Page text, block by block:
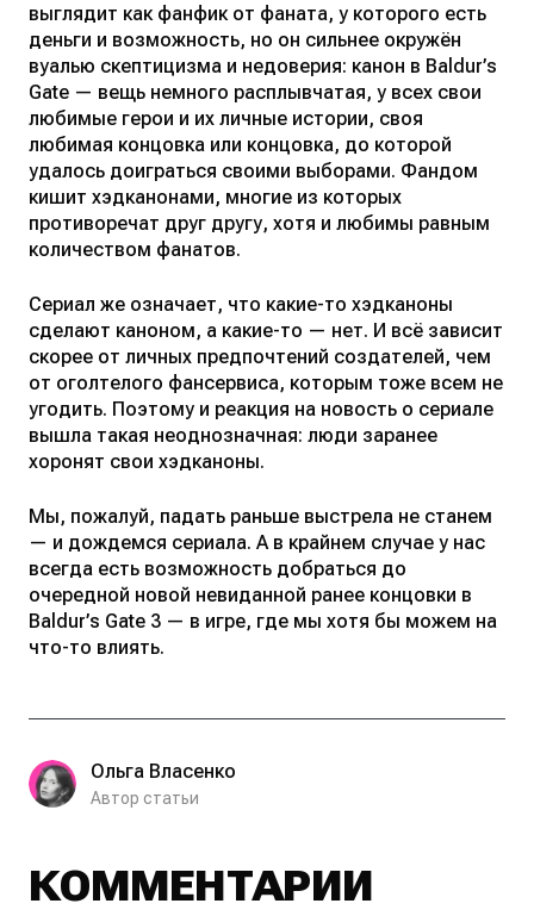
выглядит как фанфик от фаната, у которого есть
деньги и возможность, но он сильнее окружён
вуалью скептицизма и недоверия: канон в Baldur’s
Gate — вещь немного расплывчатая, у всех свои
любимые герои и их личные истории, своя
любимая концовка или концовка, до которой
удалось доиграться своими выборами. Фандом
кишит хэдканонами, многие из которых
противоречат друг другу, хотя и любимы равным
количеством фанатов.
Сериал же означает, что какие-то хэдканоны
сделают каноном, а какие-то — нет. И всё зависит
скорее от личных предпочтений создателей, чем
от оголтелого фансервиса, которым тоже всем не
угодить. Поэтому и реакция на новость о сериале
вышла такая неоднозначная: люди заранее
хоронят свои хэдканоны.
Мы, пожалуй, падать раньше выстрела не станем
— и дождемся сериала. А в крайнем случае у нас
всегда есть возможность добраться до
очередной новой невиданной ранее концовки в
Baldur’s Gate 3 — в игре, где мы хотя бы можем на
что-то влиять.
Ольга Власенко
Автор статьи
КОММЕНТАРИИ